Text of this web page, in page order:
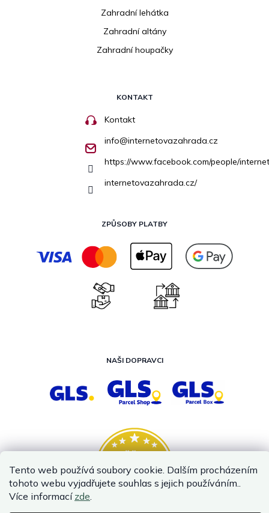
Tento web používá soubory cookie. Dalším procházením
tohoto webu vyjadřujete souhlas s jejich používáním..
Více informací zde.
Zahradní lehátka
Zahradní altány
Zahradní houpačky
KONTAKT
Kontakt
info@internetovazahrada.cz
https://www.facebook.com/people/
internetovazahrada.cz/
ZPŮSOBY PLATBY
NAŠI DOPRAVCI